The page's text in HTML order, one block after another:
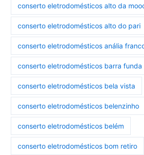
conserto eletrodomésticos alto da
conserto eletrodomésticos alto do pari
conserto eletrodomésticos anália
conserto eletrodomésticos barra funda
conserto eletrodomésticos bela vista
conserto eletrodomésticos belenzinho
conserto eletrodomésticos belém
conserto eletrodomésticos bom retiro